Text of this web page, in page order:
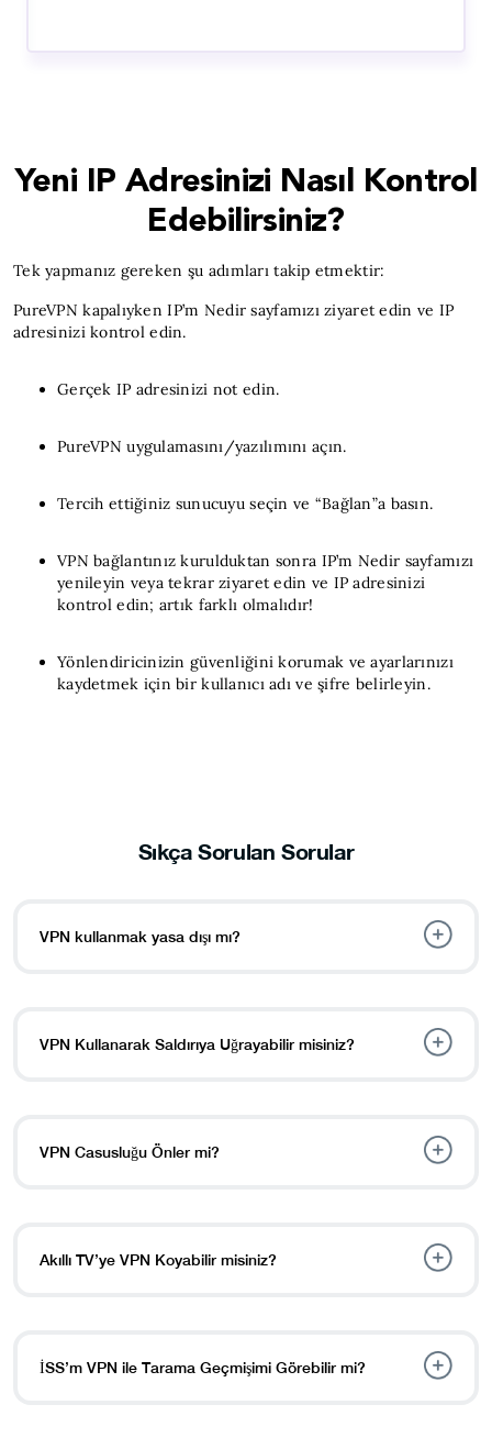
Yeni IP Adresinizi Nasıl Kontrol
Edebilirsiniz?
Tek yapmanız gereken şu adımları takip etmektir:
PureVPN kapalıyken IP’m Nedir sayfamızı ziyaret edin ve IP
adresinizi kontrol edin.
Gerçek IP adresinizi not edin.
PureVPN uygulamasını/yazılımını açın.
Tercih ettiğiniz sunucuyu seçin ve “Bağlan”a basın.
VPN bağlantınız kurulduktan sonra IP’m Nedir sayfamızı
yenileyin veya tekrar ziyaret edin ve IP adresinizi
kontrol edin; artık farklı olmalıdır!
Yönlendiricinizin güvenliğini korumak ve ayarlarınızı
kaydetmek için bir kullanıcı adı ve şifre belirleyin.
Sıkça Sorulan Sorular
VPN kullanmak yasa dışı mı?
VPN Kullanarak Saldırıya Uğrayabilir misiniz?
VPN Casusluğu Önler mi?
Akıllı TV’ye VPN Koyabilir misiniz?
İSS’m VPN ile Tarama Geçmişimi Görebilir mi?